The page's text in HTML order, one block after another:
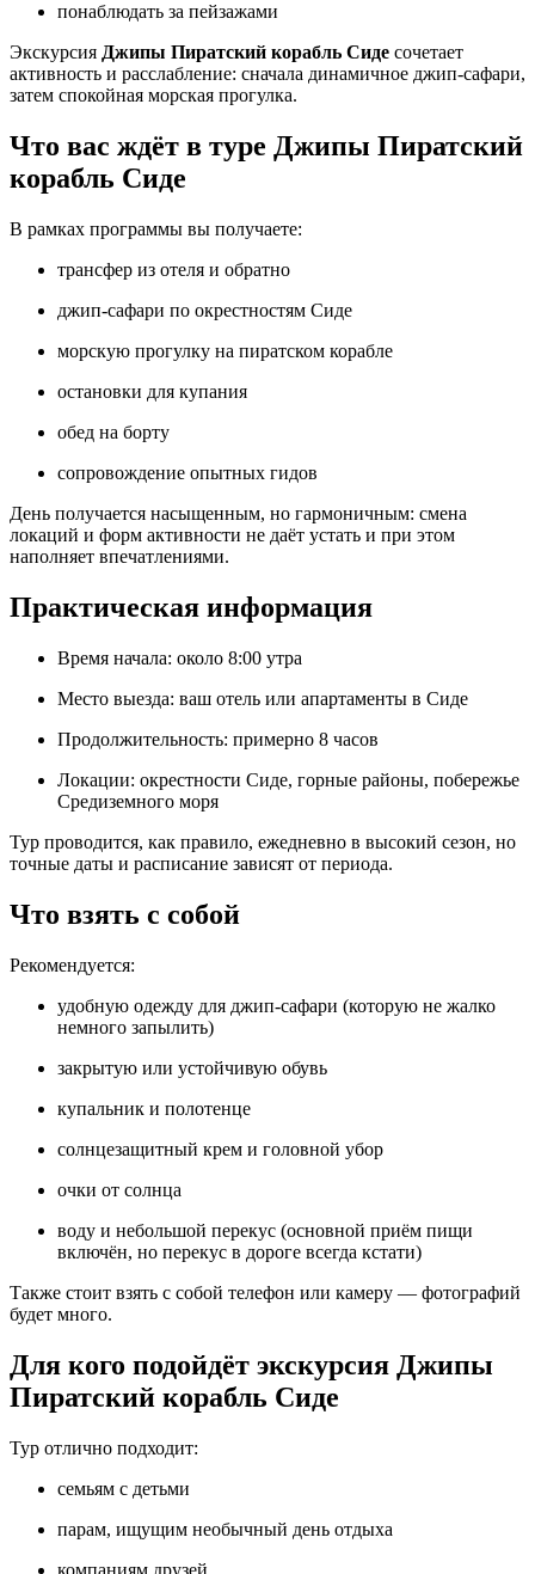
понаблюдать за пейзажами
Экскурсия Джипы Пиратский корабль Сиде сочетает
активность и расслабление: сначала динамичное джип‑сафари,
затем спокойная морская прогулка.
Что вас ждёт в туре Джипы Пиратский
корабль Сиде
В рамках программы вы получаете:
трансфер из отеля и обратно
джип‑сафари по окрестностям Сиде
морскую прогулку на пиратском корабле
остановки для купания
обед на борту
сопровождение опытных гидов
День получается насыщенным, но гармоничным: смена
локаций и форм активности не даёт устать и при этом
наполняет впечатлениями.
Практическая информация
Время начала: около 8:00 утра
Место выезда: ваш отель или апартаменты в Сиде
Продолжительность: примерно 8 часов
Локации: окрестности Сиде, горные районы, побережье
Средиземного моря
Тур проводится, как правило, ежедневно в высокий сезон, но
точные даты и расписание зависят от периода.
Что взять с собой
Рекомендуется:
удобную одежду для джип‑сафари (которую не жалко
немного запылить)
закрытую или устойчивую обувь
купальник и полотенце
солнцезащитный крем и головной убор
очки от солнца
воду и небольшой перекус (основной приём пищи
включён, но перекус в дороге всегда кстати)
Также стоит взять с собой телефон или камеру — фотографий
будет много.
Для кого подойдёт экскурсия Джипы
Пиратский корабль Сиде
Тур отлично подходит:
семьям с детьми
парам, ищущим необычный день отдыха
компаниям друзей